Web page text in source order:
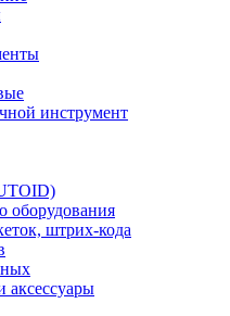
инструмент
оборудования
штрих-кода
аксессуары